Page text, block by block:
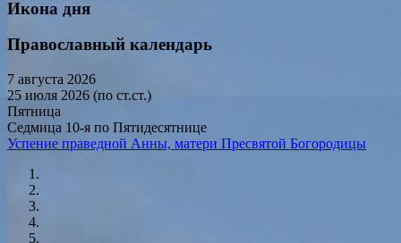
Икона дня
Православный календарь
7 августа 2026
25 июля 2026 (по ст.ст.)
Пятница
Седмица 10-я по Пятидесятнице
Успение праведной Анны, матери Пресвятой Богородицы